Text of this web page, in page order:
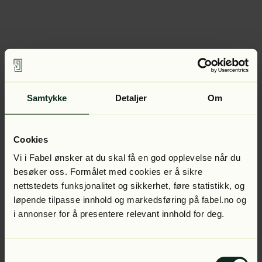
Samtykke Detaljer Om
Cookies
Vi i Fabel ønsker at du skal få en god opplevelse når du
besøker oss. Formålet med cookies er å sikre
nettstedets funksjonalitet og sikkerhet, føre statistikk, og
løpende tilpasse innhold og markedsføring på fabel.no og
i annonser for å presentere relevant innhold for deg.